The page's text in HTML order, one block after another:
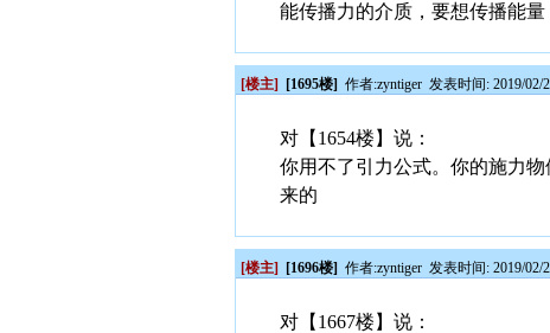
能传播力的介质，要想传播能量
[楼主] [1695楼] 作者:zyntiger 发表时间: 2019/02/
对【1654楼】说：
你用不了引力公式。你的施力
来的
[楼主] [1696楼] 作者:zyntiger 发表时间: 2019/02/
对【1667楼】说：